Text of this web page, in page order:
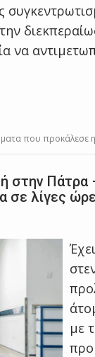
να
που προκάλεσε
στην Πάτρα
σε λίγες
με